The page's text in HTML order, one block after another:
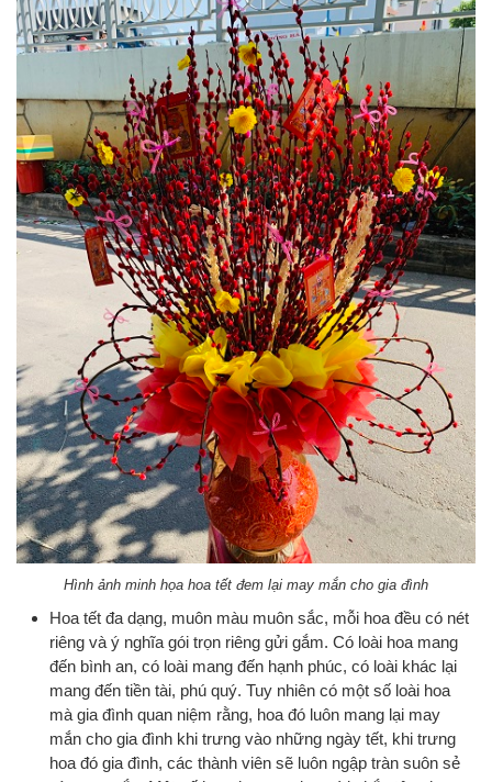
Hình ảnh minh họa hoa tết đem lại may mắn cho gia đình
Hoa tết đa dạng, muôn màu muôn sắc, mỗi hoa đều có nét
riêng và ý nghĩa gói trọn riêng gửi gắm. Có loài hoa mang
đến bình an, có loài mang đến hạnh phúc, có loài khác lại
mang đến tiền tài, phú quý. Tuy nhiên có một số loài hoa
mà gia đình quan niệm rằng, hoa đó luôn mang lại may
mắn cho gia đình khi trưng vào những ngày tết, khi trưng
hoa đó gia đình, các thành viên sẽ luôn ngập tràn suôn sẻ